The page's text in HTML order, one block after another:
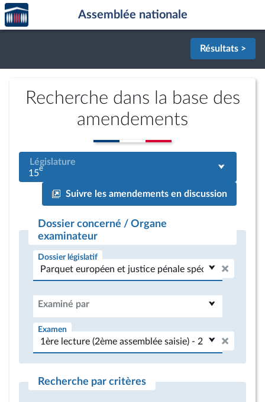
Aller au contenu
Aller en bas de la page
Accèder
à la
page
Assemblée nationale
Résultats >
Recherche dans la base des
amendements
Législature
15e
Suivre les amendements en discussion
Dossier concerné / Organe
examinateur
Dossier législatif
Examiné par
Examen
Recherche par critères